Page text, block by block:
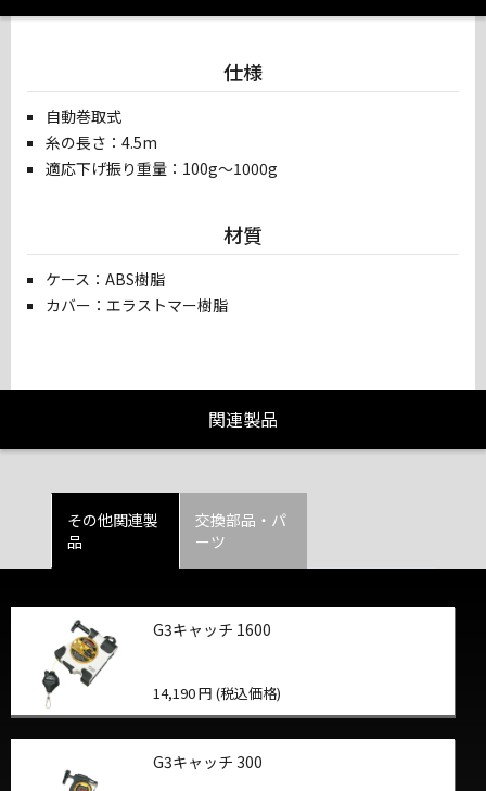
仕様
自動巻取式
糸の長さ：4.5m
適応下げ振り重量：100g～1000g
材質
ケース：ABS樹脂
カバー：エラストマー樹脂
関連製品
その他関連製
品
交換部品・パ
ーツ
G3キャッチ 1600
14,190 円 (税込価格)
G3キャッチ 300